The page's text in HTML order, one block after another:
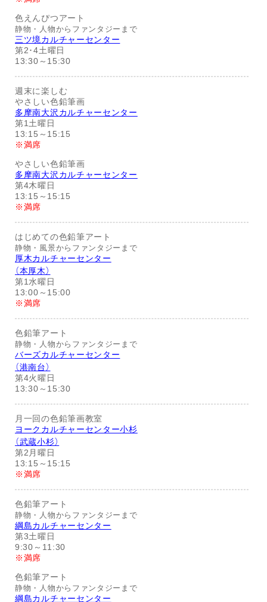
色えんぴつアート
静物・人物からファンタジーまで
三ツ境カルチャーセンター
第2･4土曜日
13:30～15:30
週末に楽しむ
やさしい色鉛筆画
多摩南大沢カルチャーセンター
第1土曜日
13:15～15:15
※満席
やさしい色鉛筆画
多摩南大沢カルチャーセンター
第4木曜日
13:15～15:15
※満席
はじめての色鉛筆アート
静物・風景からファンタジーまで
厚木カルチャーセンター
（本厚木）
第1水曜日
13:00～15:00
※満席
色鉛筆アート
静物・人物からファンタジーまで
バーズカルチャーセンター
（港南台）
第4火曜日
13:30～15:30
月一回の色鉛筆画教室
ヨークカルチャーセンター小杉
（武蔵小杉）
第2月曜日
13:15～15:15
※満席
色鉛筆アート
静物・人物からファンタジーまで
綱島カルチャーセンター
第3土曜日
9:30～11:30
※満席
色鉛筆アート
静物・人物からファンタジーまで
綱島カルチャーセンター